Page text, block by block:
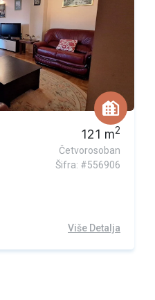
121 m2
Četvorosoban
Šifra: #556906
Više Detalja